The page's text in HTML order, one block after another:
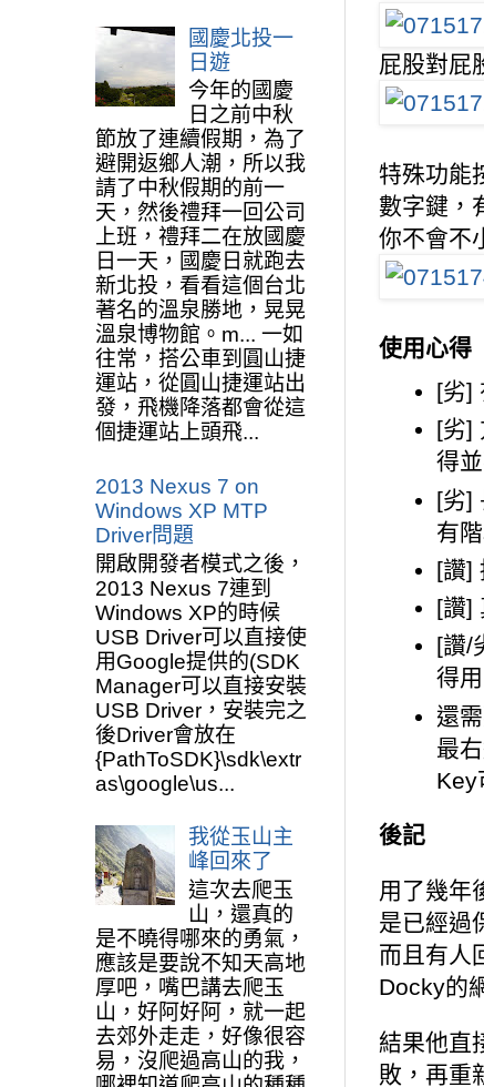
屁股對屁
特殊功能
數字鍵，
你不會不
使用心得
[劣]
[劣]
得
[劣]
有
[讚]
[讚]
[讚/
得
還
最
Key
後記
用了幾年
是已經過
而且有人
Docky的
結果他直
敗，再重
國慶北投一
日遊
今年的國慶
日之前中秋
節放了連續假期，為了
避開返鄉人潮，所以我
請了中秋假期的前一
天，然後禮拜一回公司
上班，禮拜二在放國慶
日一天，國慶日就跑去
新北投，看看這個台北
著名的溫泉勝地，晃晃
溫泉博物館。m... 一如
往常，搭公車到圓山捷
運站，從圓山捷運站出
發，飛機降落都會從這
個捷運站上頭飛...
2013 Nexus 7 on
Windows XP MTP
Driver問題
開啟開發者模式之後，
2013 Nexus 7連到
Windows XP的時候
USB Driver可以直接使
用Google提供的(SDK
Manager可以直接安裝
USB Driver，安裝完之
後Driver會放在
{PathToSDK}\sdk\extr
as\google\us...
我從玉山主
峰回來了
這次去爬玉
山，還真的
是不曉得哪來的勇氣，
應該是要說不知天高地
厚吧，嘴巴講去爬玉
山，好阿好阿，就一起
去郊外走走，好像很容
易，沒爬過高山的我，